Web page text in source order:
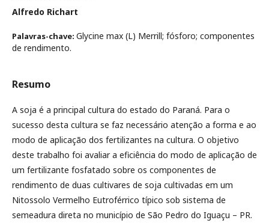
Alfredo Richart
Palavras-chave: Glycine max (L) Merrill; fósforo; componentes
de rendimento.
Resumo
A soja é a principal cultura do estado do Paraná. Para o
sucesso desta cultura se faz necessário atenção a forma e ao
modo de aplicação dos fertilizantes na cultura. O objetivo
deste trabalho foi avaliar a eficiência do modo de aplicação de
um fertilizante fosfatado sobre os componentes de
rendimento de duas cultivares de soja cultivadas em um
Nitossolo Vermelho Eutroférrico típico sob sistema de
semeadura direta no município de São Pedro do Iguaçu – PR.